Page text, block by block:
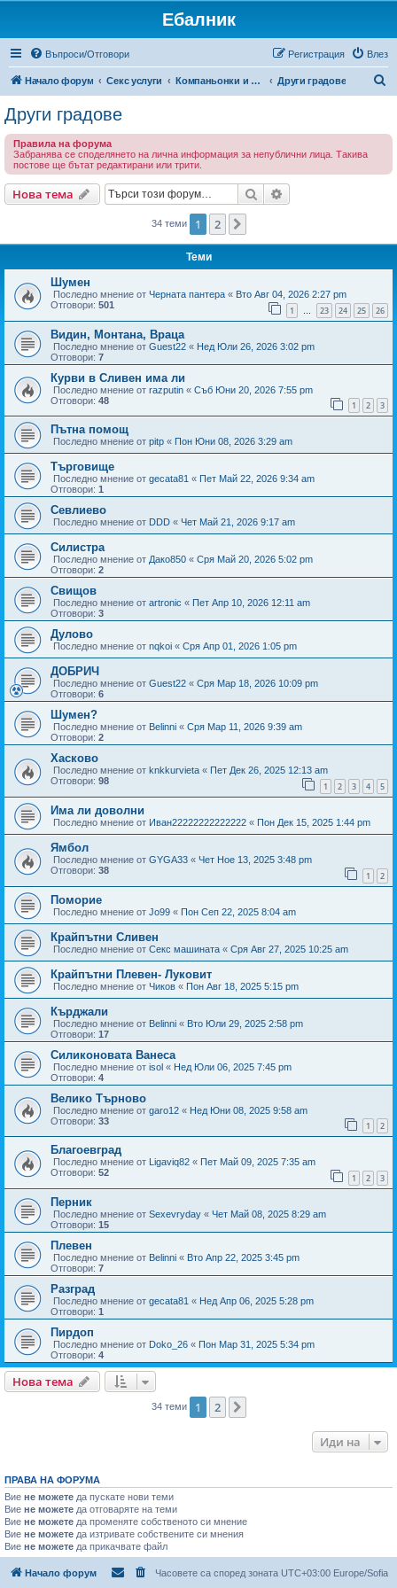
Ебалник
Въпроси/Отговори Влез
Регистрация
Начало форум Секс услуги Компаньонки и ескорт Други градове
Други градове
Правила на форума
Забранява се споделянето на лична информация за непублични лица. Такива
постове ще бътат редактирани или трити.
Нова тема Търсене
34 теми 1 2
Теми
Шумен
Последно мнение от Черната пантера « Вто Авг 04, 2026 2:27 pm
Отговори: 501 1 … 23 24 25 26
Видин, Монтана, Враца
Последно мнение от Guest22 « Нед Юли 26, 2026 3:02 pm
Отговори: 7
Курви в Сливен има ли
Последно мнение от razputin « Съб Юни 20, 2026 7:55 pm
Отговори: 48 1 2 3
Пътна помощ
Последно мнение от pitp « Пон Юни 08, 2026 3:29 am
Търговище
Последно мнение от gecata81 « Пет Май 22, 2026 9:34 am
Отговори: 1
Севлиево
Последно мнение от DDD « Чет Май 21, 2026 9:17 am
Силистра
Последно мнение от Дако850 « Сря Май 20, 2026 5:02 pm
Отговори: 2
Свищов
Последно мнение от artronic « Пет Апр 10, 2026 12:11 am
Отговори: 3
Дулово
Последно мнение от nqkoi « Сря Апр 01, 2026 1:05 pm
ДОБРИЧ
Последно мнение от Guest22 « Сря Мар 18, 2026 10:09 pm
Отговори: 6
Шумен?
Последно мнение от Belinni « Сря Мар 11, 2026 9:39 am
Отговори: 2
Хасково
Последно мнение от knkkurvieta « Пет Дек 26, 2025 12:13 am
Отговори: 98 1 2 3 4 5
Има ли доволни
Последно мнение от Иван22222222222222 « Пон Дек 15, 2025 1:44 pm
Ямбол
Последно мнение от GYGA33 « Чет Ное 13, 2025 3:48 pm
Отговори: 38 1 2
Поморие
Последно мнение от Jo99 « Пон Сеп 22, 2025 8:04 am
Крайпътни Сливен
Последно мнение от Секс машината « Сря Авг 27, 2025 10:25 am
Крайпътни Плевен- Луковит
Последно мнение от Чиков « Пон Авг 18, 2025 5:15 pm
Кърджали
Последно мнение от Belinni « Вто Юли 29, 2025 2:58 pm
Отговори: 17
Силиконовата Ванеса
Последно мнение от isol « Нед Юли 06, 2025 7:45 pm
Отговори: 4
Велико Търново
Последно мнение от garo12 « Нед Юни 08, 2025 9:58 am
Отговори: 33 1 2
Благоевград
Последно мнение от Ligaviq82 « Пет Май 09, 2025 7:35 am
Отговори: 52 1 2 3
Перник
Последно мнение от Sexevryday « Чет Май 08, 2025 8:29 am
Отговори: 15
Плевен
Последно мнение от Belinni « Вто Апр 22, 2025 3:45 pm
Отговори: 7
Разград
Последно мнение от gecata81 « Нед Апр 06, 2025 5:28 pm
Отговори: 1
Пирдоп
Последно мнение от Doko_26 « Пон Мар 31, 2025 5:34 pm
Отговори: 4
Нова тема
34 теми 1 2
Иди на
ПРАВА НА ФОРУМА
Вие не можете да пускате нови теми
Вие не можете да отговаряте на теми
Вие не можете да променяте собственото си мнение
Вие не можете да изтривате собствените си мнения
Вие не можете да прикачвате файл
Начало форум Часовете са според зоната UTC+03:00 Europe/Sofia